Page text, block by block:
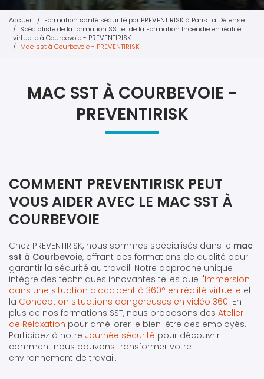
Accueil
Formation santé sécurité par PREVENTIRISK à Paris La Défense
Spécialiste de la formation SST et de la Formation Incendie en réalité
virtuelle à Courbevoie - PREVENTIRISK
Mac sst à Courbevoie - PREVENTIRISK
MAC SST À COURBEVOIE -
PREVENTIRISK
COMMENT PREVENTIRISK PEUT
VOUS AIDER AVEC LE MAC SST À
COURBEVOIE
Chez PREVENTIRISK, nous sommes spécialisés dans le mac
sst à Courbevoie, offrant des formations de qualité pour
garantir la sécurité au travail. Notre approche unique
intègre des techniques innovantes telles que l'Immersion
dans une situation d'accident à 360° en réalité virtuelle et
la Conception situations dangereuses en vidéo 360. En
plus de nos formations SST, nous proposons des Atelier
de Relaxation pour améliorer le bien-être des employés.
Participez à notre Journée sécurité pour découvrir
comment nous pouvons transformer votre
environnement de travail.